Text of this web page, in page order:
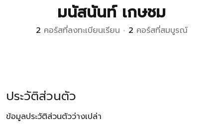
มนัสนันท์ เกษชม
2 คอร์สที่ลงทะเบียนเรียน • 2 คอร์สที่สมบูรณ์
ประวัติส่วนตัว
ข้อมูลประวัติส่วนตัวว่างเปล่า